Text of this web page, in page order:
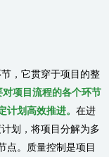
，它贯穿于项目的整
项目流程的各个环节
划高效推进。 在进
划，将项目分解为多
点。质量控制是项目